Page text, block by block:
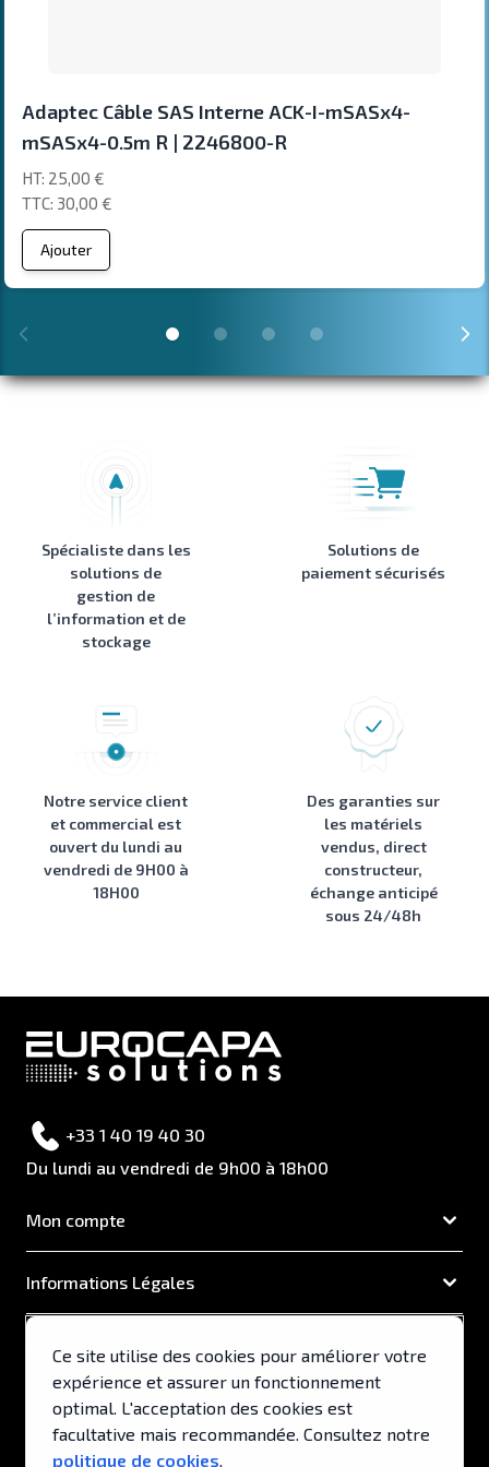
Adaptec Câble SAS Interne ACK-I-mSASx4-
mSASx4-0.5m R | 2246800-R
30,00 €
25,00 €
Ajouter
Spécialiste dans les
solutions de
gestion de
l’information et de
stockage
Solutions de
paiement sécurisés
Notre service client
et commercial est
ouvert du lundi au
vendredi de 9H00 à
18H00
Des garanties sur
les matériels
vendus, direct
constructeur,
échange anticipé
sous 24/48h
+33 1 40 19 40 30
Du lundi au vendredi de 9h00 à 18h00
Mon compte
Informations Légales
Support & Services
Ce site utilise des cookies pour améliorer votre
expérience et assurer un fonctionnement
optimal. L'acceptation des cookies est
facultative mais recommandée. Consultez notre
politique de cookies.